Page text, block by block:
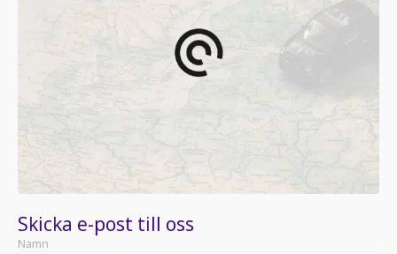
Skicka e-post till oss
Namn